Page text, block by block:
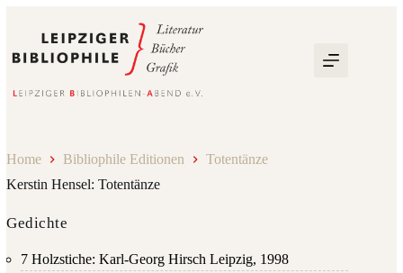
springen
Home Bibliophile Editionen
Totentänze
Kerstin Hensel: Totentänze
Gedichte
7 Holzstiche: Karl-Georg Hirsch Leipzig, 1998